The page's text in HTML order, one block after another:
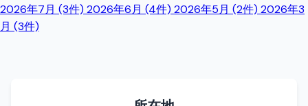
2026年7月 (3件) 2026年6月 (4件) 2026年5月 (2件) 2026年3
月 (3件)